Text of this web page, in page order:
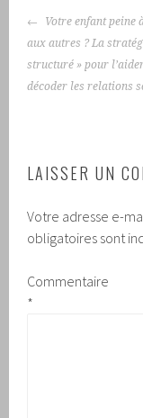
NAVIGATION
DES
ARTICLES
Votre enfant peine
aux autres ? La
structuré » pour
décoder les relations
LAISSER UN
Votre adresse e-
obligatoires sont
Commentaire
*